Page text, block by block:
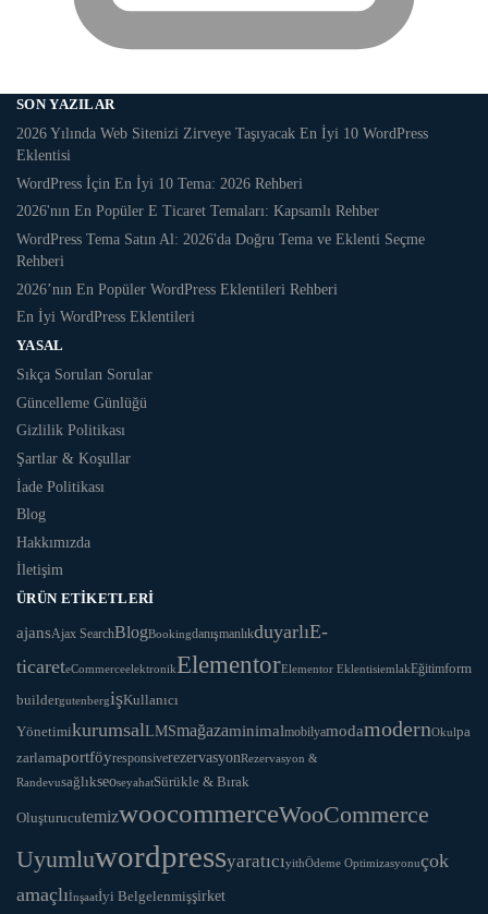
SON YAZILAR
2026 Yılında Web Sitenizi Zirveye Taşıyacak En İyi 10 WordPress
Eklentisi
WordPress İçin En İyi 10 Tema: 2026 Rehberi
2026'nın En Popüler E Ticaret Temaları: Kapsamlı Rehber
WordPress Tema Satın Al: 2026'da Doğru Tema ve Eklenti Seçme
Rehberi
2026’nın En Popüler WordPress Eklentileri Rehberi
En İyi WordPress Eklentileri
YASAL
Sıkça Sorulan Sorular
Güncelleme Günlüğü
Gizlilik Politikası
Şartlar & Koşullar
İade Politikası
Blog
Hakkımızda
İletişim
ÜRÜN ETIKETLERI
ajansAjax SearchBlogBookingdanışmanlıkduyarlıE-
ticareteCommerceelektronikElementorElementor EklentisiemlakEğitimform
buildergutenbergişKullanıcı
YönetimikurumsalLMSmağazaminimalmobilyamodamodernOkulpa
zarlamaportföyresponsiverezervasyonRezervasyon &
RandevusağlıkseoseyahatSürükle & Bırak
OluşturucutemizwoocommerceWooCommerce
UyumluwordpressyaratıcıyithÖdeme Optimizasyonuçok
amaçlıİnşaatİyi Belgelenmişşirket